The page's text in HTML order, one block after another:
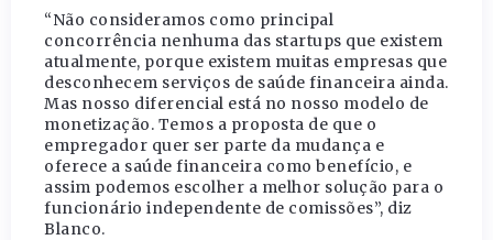
“Não consideramos como principal
concorrência nenhuma das startups que existem
atualmente, porque existem muitas empresas que
desconhecem serviços de saúde financeira ainda.
Mas nosso diferencial está no nosso modelo de
monetização. Temos a proposta de que o
empregador quer ser parte da mudança e
oferece a saúde financeira como benefício, e
assim podemos escolher a melhor solução para o
funcionário independente de comissões”, diz
Blanco.